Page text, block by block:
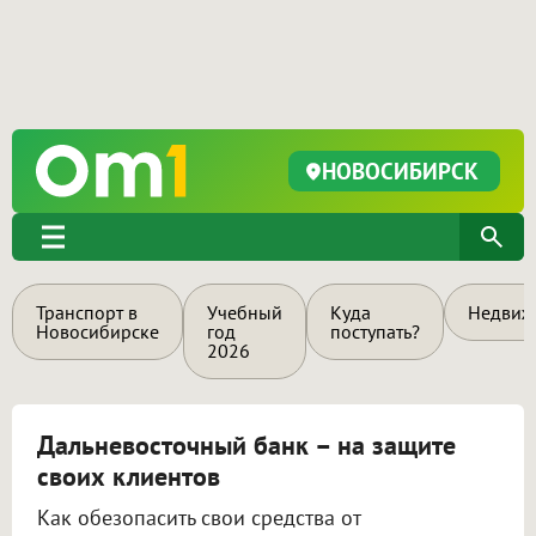
НОВОСИБИРСК
Транспорт в
Новосибирске
Учебный
год
2026
Куда
поступать?
Дальневосточный банк – на защите
своих клиентов
Как обезопасить свои средства от